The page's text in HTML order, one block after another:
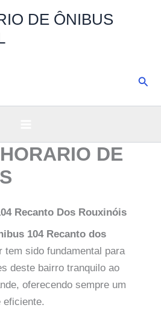
DE ÔNIBUS
DE
Recanto Dos Rouxinóis
104 Recanto dos
tem sido fundamental para
deste bairro tranquilo ao
oferecendo sempre um
eficiente.